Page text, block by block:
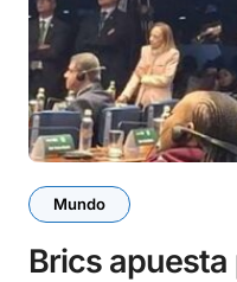
Mundo
Brics